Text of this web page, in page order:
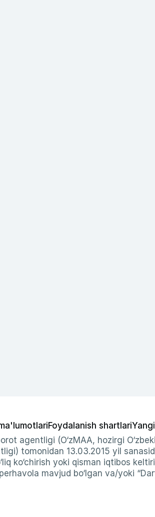
Foydalanish shartlari
agentligi (O‘zMAA, hozirgi
tomonidan 13.03.2015 yil
ko‘chirish yoki qisman iqtibos
mavjud bo‘lgan va/yoki